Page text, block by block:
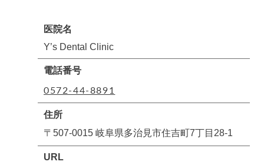
医院名
Y’s Dental Clinic
電話番号
0572-44-8891
住所
〒507-0015 岐阜県多治見市住吉町7丁目28-1
URL